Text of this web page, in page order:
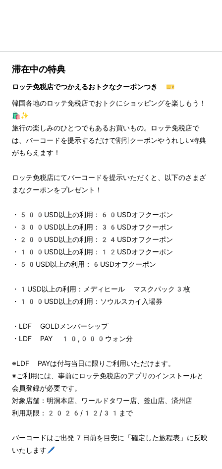
滞在中の特典
ロッテ免税店でつかえるおトクなクーポンつき 🎫
韓国各地のロッテ免税店でおトクにショッピングを楽しもう！
🛍️✨
旅行の楽しみのひとつでもあるお買いもの。ロッテ免税店で
は、バーコードを提示するだけで割引クーポンやうれしい特典
がもらえます！
ロッテ免税店にてバーコードを提示いただくと、以下のさまざ
まなクーポンをプレゼント！
・500USD以上の利用：60USDオフクーポン
・300USD以上の利用：36USDオフクーポン
・200USD以上の利用：24USDオフクーポン
・100USD以上の利用：12USDオフクーポン
・50USD以上の利用：6USDオフクーポン
・1USD以上の利用：メディヒール マスクパック3枚
・100USD以上の利用：ソウルスカイ入場券
・LDF GOLDメンバーシップ
・LDF PAY 10,000ウォン分
※LDF PAYは付与当日に限りご利用いただけます。
※ご利用には、事前にロッテ免税店のアプリのインストールと
会員登録が必要です。
対象店舗：明洞本店、ワールドタワー店、釜山店、済州店
利用期限：2026/12/31まで
バーコードはご出発7日前を目安に「確定した旅程表」に反映
いたします🖊️